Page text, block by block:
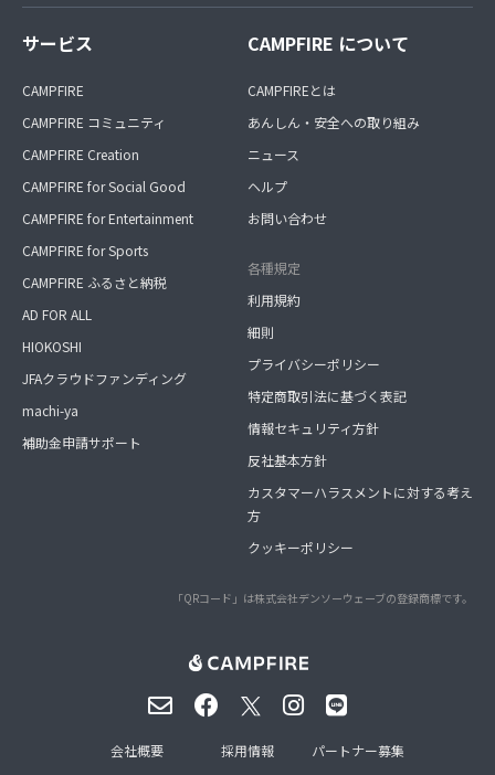
サービス
CAMPFIRE
CAMPFIRE コミュニティ
CAMPFIRE Creation
CAMPFIRE for Social Good
CAMPFIRE for Entertainment
CAMPFIRE for Sports
CAMPFIRE ふるさと納税
AD FOR ALL
HIOKOSHI
JFAクラウドファンディング
machi-ya
補助金申請サポート
CAMPFIRE について
CAMPFIREとは
あんしん・安全への取り組み
ニュース
ヘルプ
お問い合わせ
各種規定
利用規約
細則
プライバシーポリシー
特定商取引法に基づく表記
情報セキュリティ方針
反社基本方針
カスタマーハラスメントに対する考え
方
クッキーポリシー
「QRコード」は株式会社デンソーウェーブの登録商標です。
会社概要 採用情報 パートナー募集